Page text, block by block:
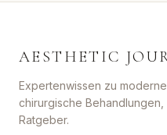
AESTHETIC
Expertenwissen zu
chirurgische
Ratgeber.